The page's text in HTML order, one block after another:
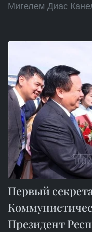
Мигелем Диас-
Первый
Президент